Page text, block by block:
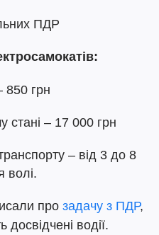
ПДР
850 грн
стані – 17 000 грн
– від 3 до 8
волі.
про задачу з ПДР,
водії.